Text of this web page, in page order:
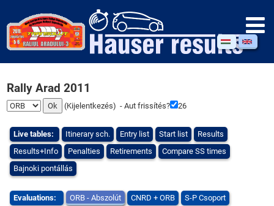
Rally Arad 2011
(Kijelentkezés) - Aut frissítés? 26
Live tables: Itinerary sch. Entry list Start list
Results
Results+Info
Penalties Retirements
Compare SS times
Bajnoki pontállás
Evaluations: ORB - Abszolút CNRD + ORB
S-P Csoport